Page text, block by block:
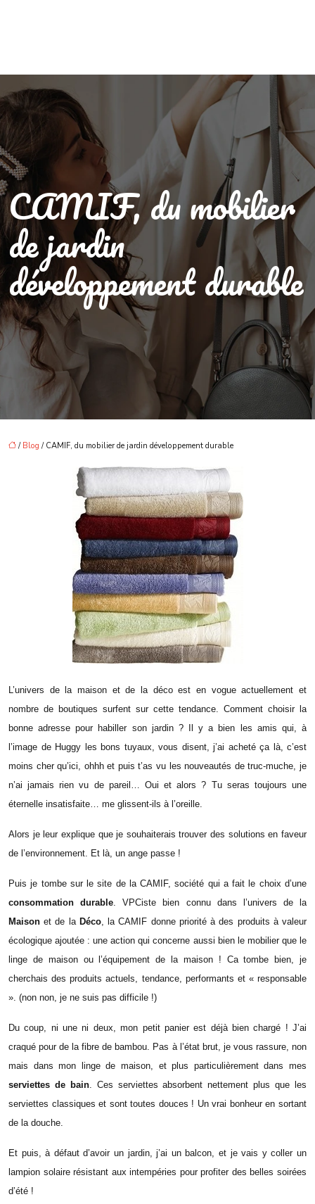
CAMIF, du mobilier
de jardin
développement durable
/ Blog / CAMIF, du mobilier de jardin développement durable
L’univers de la maison et de la déco est en vogue actuellement et
nombre de boutiques surfent sur cette tendance. Comment choisir la
bonne adresse pour habiller son jardin ? Il y a bien les amis qui, à
l’image de Huggy les bons tuyaux, vous disent, j’ai acheté ça là, c’est
moins cher qu’ici, ohhh et puis t’as vu les nouveautés de truc-muche, je
n’ai jamais rien vu de pareil… Oui et alors ? Tu seras toujours une
éternelle insatisfaite… me glissent-ils à l’oreille.
Alors je leur explique que je souhaiterais trouver des solutions en faveur
de l’environnement. Et là, un ange passe !
Puis je tombe sur le site de laCAMIF, société qui a fait le choix d’une
consommation durable. VPCiste bien connu dans l’univers de la
Maisonet de la Déco, la CAMIF donne priorité à des produits à valeur
écologique ajoutée : une action qui concerne aussi bien le mobilier que le
linge de maison ou l’équipement de la maison ! Ca tombe bien, je
cherchais des produits actuels, tendance, performants et « responsable
». (non non, je ne suis pas difficile !)
Du coup, ni une ni deux, mon petit panier est déjà bien chargé ! J’ai
craqué pour de la fibre de bambou. Pas à l’état brut, je vous rassure, non
mais dans mon linge de maison, et plus particulièrement dans mes
serviettes de bain. Ces serviettes absorbent nettement plus que les
serviettes classiques et sont toutes douces ! Un vrai bonheur en sortant
de la douche.
Et puis, à défaut d’avoir un jardin, j’ai un balcon, et je vais y coller un
lampion solaire résistant aux intempéries pour profiter des belles soirées
d’été !